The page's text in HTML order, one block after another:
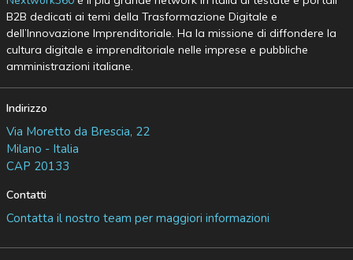
B2B dedicati ai temi della Trasformazione Digitale e
dell’Innovazione Imprenditoriale. Ha la missione di diffondere la
cultura digitale e imprenditoriale nelle imprese e pubbliche
amministrazioni italiane.
Indirizzo
Via Moretto da Brescia, 22
Milano - Italia
CAP 20133
Contatti
Contatta il nostro team per maggiori informazioni